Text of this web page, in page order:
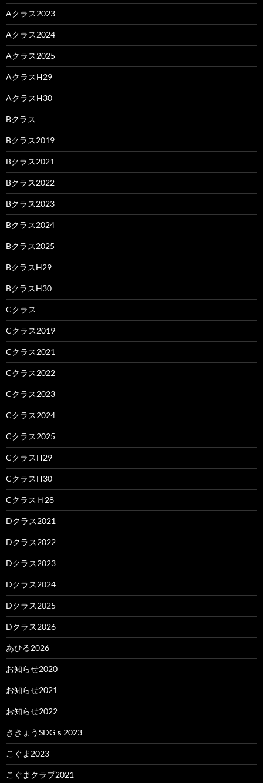
Aクラス2023
Aクラス2024
Aクラス2025
AクラスH29
AクラスH30
Bクラス
Bクラス2019
Bクラス2021
Bクラス2022
Bクラス2023
Bクラス2024
Bクラス2025
BクラスH29
BクラスH30
Cクラス
Cクラス2019
Cクラス2021
Cクラス2022
Cクラス2023
Cクラス2024
Cクラス2025
CクラスH29
CクラスH30
CクラスＨ28
Dクラス2021
Dクラス2022
Dクラス2023
Dクラス2024
Dクラス2025
Dクラス2026
あひる2026
お知らせ2020
お知らせ2021
お知らせ2022
ききょうSDGｓ2023
こぐま2023
こぐまクラブ2021